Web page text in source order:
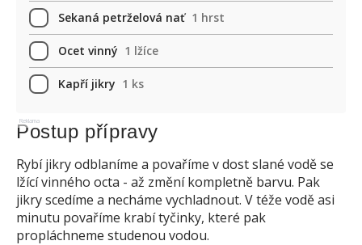
Sekaná petrželová nať 1 hrst
Ocet vinný 1 lžíce
Kapří jikry 1 ks
Reklama
Postup přípravy
Rybí jikry odblaníme a povaříme v dost slané vodě se
lžící vinného octa - až změní kompletně barvu. Pak
jikry scedíme a necháme vychladnout. V téže vodě asi
minutu povaříme krabí tyčinky, které pak
propláchneme studenou vodou.